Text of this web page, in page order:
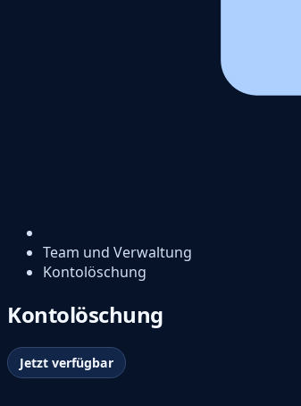
Team und Verwaltung
Kontolöschung
Kontolöschung
Jetzt verfügbar